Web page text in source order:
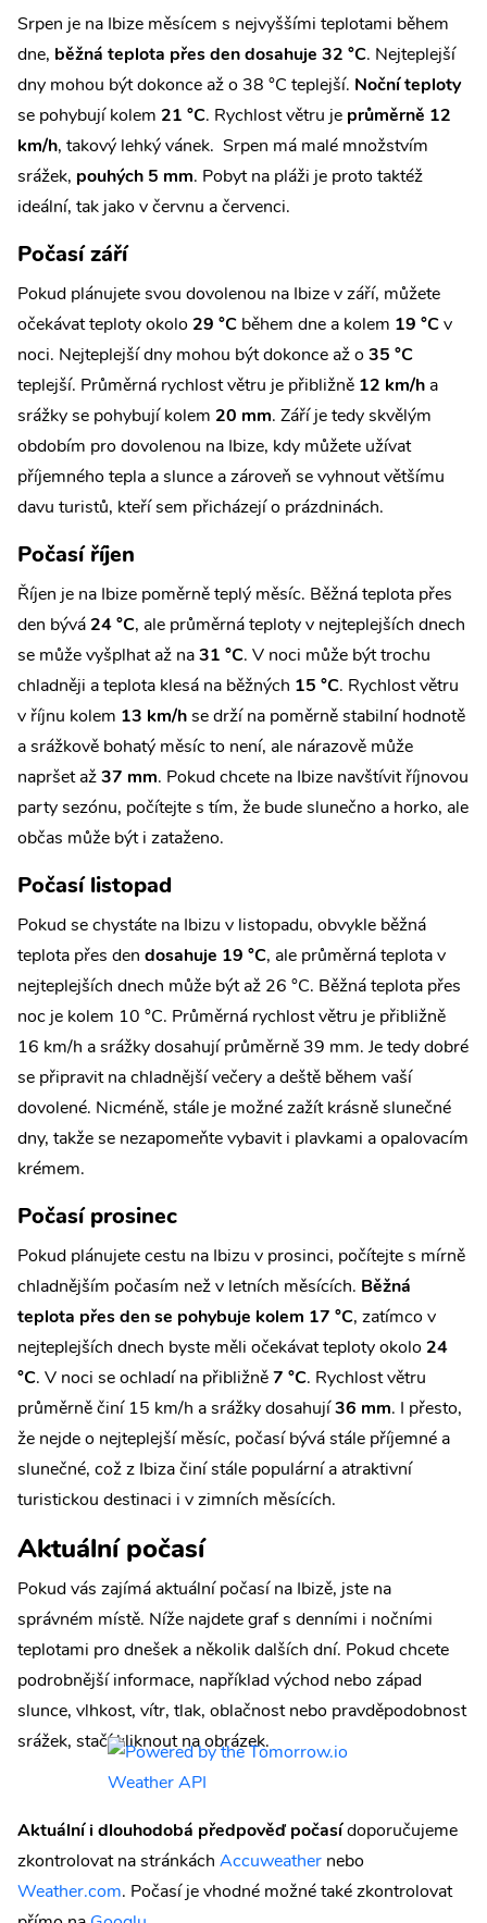
Srpen je na Ibize měsícem s nejvyššími teplotami během
dne, běžná teplota přes den dosahuje 32 °C. Nejteplejší
dny mohou být dokonce až o 38 °C teplejší. Noční teploty
se pohybují kolem 21 °C. Rychlost větru je průměrně 12
km/h, takový lehký vánek. Srpen má malé množstvím
srážek, pouhých 5 mm. Pobyt na pláži je proto taktéž
ideální, tak jako v červnu a červenci.
Počasí září
Pokud plánujete svou dovolenou na Ibize v září, můžete
očekávat teploty okolo 29 °C během dne a kolem 19 °Cv
noci. Nejteplejší dny mohou být dokonce až o 35 °C
teplejší. Průměrná rychlost větru je přibližně 12 km/h a
srážky se pohybují kolem 20 mm. Září je tedy skvělým
obdobím pro dovolenou na Ibize, kdy můžete užívat
příjemného tepla a slunce a zároveň se vyhnout většímu
davu turistů, kteří sem přicházejí o prázdninách.
Počasí říjen
Říjen je na Ibize poměrně teplý měsíc. Běžná teplota přes
den bývá 24 °C, ale průměrná teploty v nejteplejších dnech
se může vyšplhat až na31 °C. V noci může být trochu
chladněji a teplota klesá na běžných 15 °C. Rychlost větru
v říjnu kolem 13 km/hse drží na poměrně stabilní hodnotě
a srážkově bohatý měsíc to není, ale nárazově může
napršet až37 mm. Pokud chcete na Ibize navštívit říjnovou
party sezónu, počítejte s tím, že bude slunečno a horko, ale
občas může být i zataženo.
Počasí listopad
Pokud se chystáte na Ibizu v listopadu, obvykle běžná
teplota přes den dosahuje 19 °C, ale průměrná teplota v
nejteplejších dnech může být až 26 °C. Běžná teplota přes
noc je kolem 10 °C. Průměrná rychlost větru je přibližně
16 km/h a srážky dosahují průměrně 39 mm. Je tedy dobré
se připravit na chladnější večery a deště během vaší
dovolené. Nicméně, stále je možné zažít krásně slunečné
dny, takže se nezapomeňte vybavit i plavkami a opalovacím
krémem.
Počasí prosinec
Pokud plánujete cestu na Ibizu v prosinci, počítejte s mírně
chladnějším počasím než v letních měsících. Běžná
teplota přes den se pohybuje kolem 17 °C, zatímco v
nejteplejších dnech byste měli očekávat teploty okolo 24
°C. V noci se ochladí na přibližně7 °C. Rychlost větru
průměrně činí 15 km/h a srážky dosahují36 mm. I přesto,
že nejde o nejteplejší měsíc, počasí bývá stále příjemné a
slunečné, což z Ibiza činí stále populární a atraktivní
turistickou destinaci i v zimních měsících.
Aktuální počasí
Pokud vás zajímá aktuální počasí na Ibizě, jste na
správném místě. Níže najdete graf s denními i nočními
teplotami pro dnešek a několik dalších dní. Pokud chcete
podrobnější informace, například východ nebo západ
slunce, vlhkost, vítr, tlak, oblačnost nebo pravděpodobnost
srážek, stačí kliknout na obrázek.
Aktuální i dlouhodobá předpověď počasídoporučujeme
zkontrolovat na stránkách Accuweather nebo
Weather.com. Počasí je vhodné možné také zkontrolovat